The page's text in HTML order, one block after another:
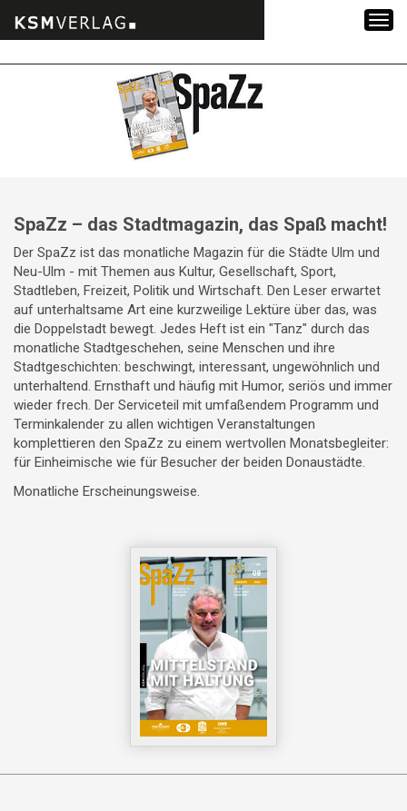
SpaZz – das Stadtmagazin, das Spaß macht!
Der SpaZz ist das monatliche Magazin für die Städte Ulm und
Neu-Ulm - mit Themen aus Kultur, Gesellschaft, Sport,
Stadtleben, Freizeit, Politik und Wirtschaft. Den Leser erwartet
auf unterhaltsame Art eine kurzweilige Lektüre über das, was
die Doppelstadt bewegt. Jedes Heft ist ein "Tanz" durch das
monatliche Stadtgeschehen, seine Menschen und ihre
Stadtgeschichten: beschwingt, interessant, ungewöhnlich und
unterhaltend. Ernsthaft und häufig mit Humor, seriös und immer
wieder frech. Der Serviceteil mit umfaßendem Programm und
Terminkalender zu allen wichtigen Veranstaltungen
komplettieren den SpaZz zu einem wertvollen Monatsbegleiter:
für Einheimische wie für Besucher der beiden Donaustädte.
Monatliche Erscheinungsweise.